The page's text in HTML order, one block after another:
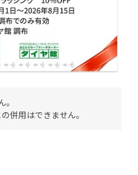
併用はできません。